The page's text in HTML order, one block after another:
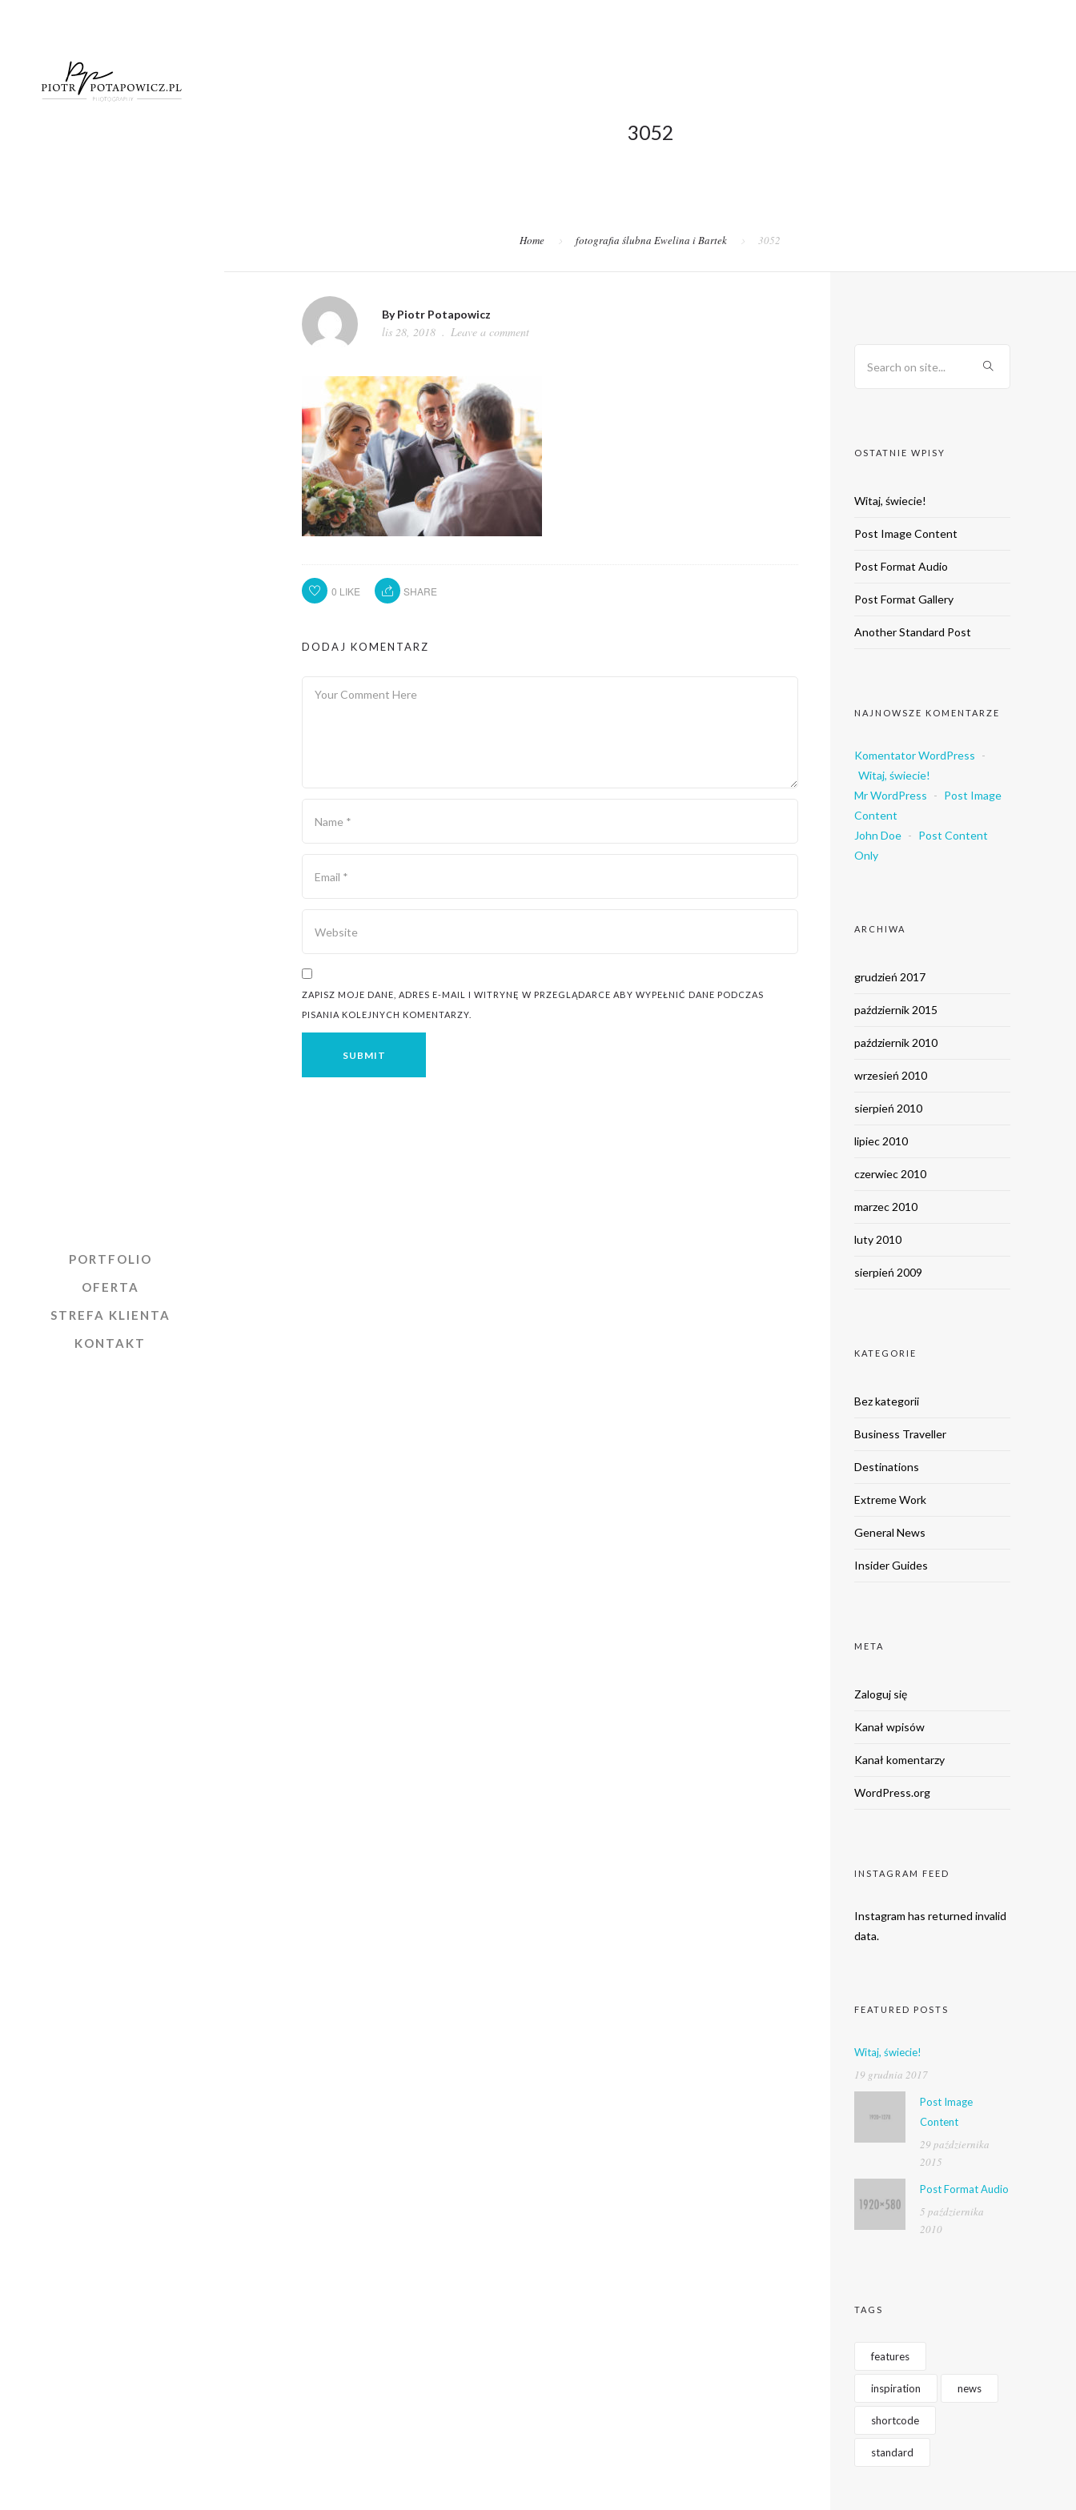
PORTFOLIO
OFERTA
STREFA KLIENTA
KONTAKT
3052
Home fotografia ślubna Ewelina i Bartek 3052
ByPiotr Potapowicz
lis 28, 2018 Leave a comment
0 LIKE SHARE
DODAJ KOMENTARZ
ZAPISZ MOJE DANE, ADRES E-MAIL I WITRYNĘ W PRZEGLĄDARCE ABY WYPEŁNIĆ DANE PODCZAS
PISANIA KOLEJNYCH KOMENTARZY.
OSTATNIE WPISY
Witaj, świecie!
Post Image Content
Post Format Audio
Post Format Gallery
Another Standard Post
NAJNOWSZE KOMENTARZE
Komentator WordPress -
Witaj, świecie!
Mr WordPress - Post Image
Content
John Doe - Post Content
Only
ARCHIWA
grudzień 2017
październik 2015
październik 2010
wrzesień 2010
sierpień 2010
lipiec 2010
czerwiec 2010
marzec 2010
luty 2010
sierpień 2009
KATEGORIE
Bez kategorii
Business Traveller
Destinations
Extreme Work
General News
Insider Guides
META
Zaloguj się
Kanał wpisów
Kanał komentarzy
WordPress.org
INSTAGRAM FEED
Instagram has returned invalid
data.
FEATURED POSTS
Witaj, świecie!
19 grudnia 2017
Post Image
Content
29 października
2015
Post Format Audio
5 października
2010
TAGS
features
inspiration news
shortcode
standard